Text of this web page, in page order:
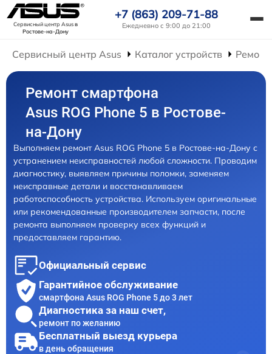
Сервисный центр Asusв
Ростове-на-Дону
+7 (863) 209-71-88
Ежедневно с 9:00 до 21:00
Сервисный центр Asus Каталог устройств
Ремонт смартфона
Asus ROG Phone 5 в Ростове-
на-Дону
Выполняем ремонт Asus ROG Phone 5 в Ростове-на-Дону с
устранением неисправностей любой сложности. Проводим
диагностику, выявляем причины поломки, заменяем
неисправные детали и восстанавливаем
работоспособность устройства. Используем оригинальные
или рекомендованные производителем запчасти, после
ремонта выполняем проверку всех функций и
предоставляем гарантию.
Официальный сервис
Гарантийное обслуживание
смартфона Asus ROG Phone 5 до 3 лет
Диагностика за наш счет,
ремонт по желанию
Бесплатный выезд курьера
в день обращения